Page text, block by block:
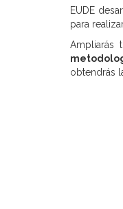
EUDE
para
Ampliarás
obtendrás